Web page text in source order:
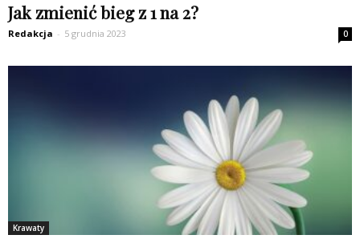
Jak zmienić bieg z 1 na 2?
Redakcja - 5 grudnia 2023 0
Krawaty